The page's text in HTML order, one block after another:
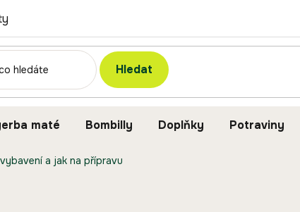
Hledat
maté Bombilly Doplňky Potraviny
a jak na přípravu